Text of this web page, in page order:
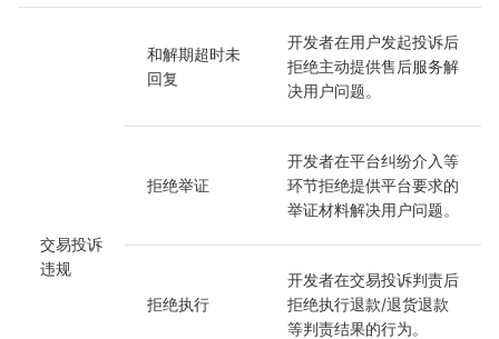
交易投诉
违规
和解期超时未
回复
开发者在用户发起投诉后
拒绝主动提供售后服务解
决用户问题。
拒绝举证
开发者在平台纠纷介入等
环节拒绝提供平台要求的
举证材料解决用户问题。
拒绝执行
开发者在交易投诉判责后
拒绝执行退款/退货退款
等判责结果的行为。